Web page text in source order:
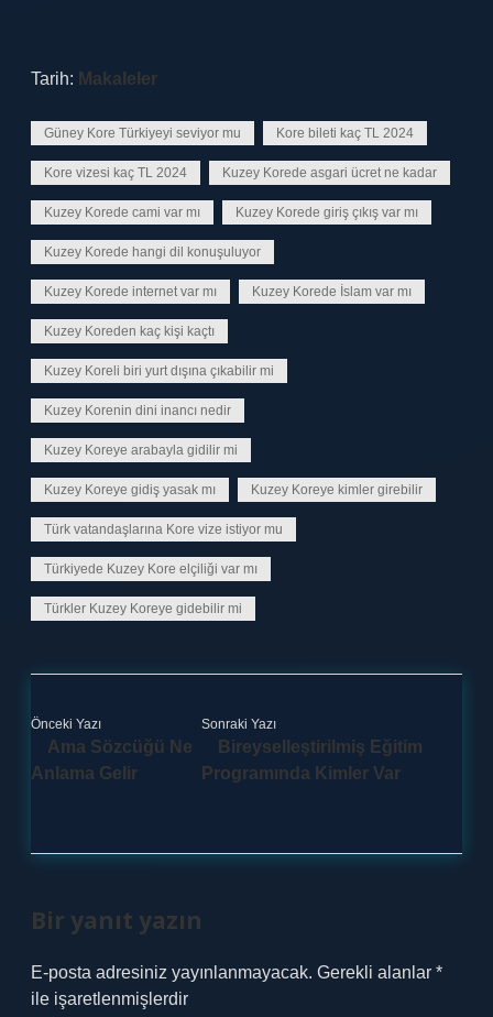
Tarih: Makaleler
Güney Kore Türkiyeyi seviyor mu Kore bileti kaç TL 2024
Kore vizesi kaç TL 2024 Kuzey Korede asgari ücret ne kadar
Kuzey Korede cami var mı Kuzey Korede giriş çıkış var mı
Kuzey Korede hangi dil konuşuluyor
Kuzey Korede internet var mı Kuzey Korede İslam var mı
Kuzey Koreden kaç kişi kaçtı
Kuzey Koreli biri yurt dışına çıkabilir mi
Kuzey Korenin dini inancı nedir
Kuzey Koreye arabayla gidilir mi
Kuzey Koreye gidiş yasak mı Kuzey Koreye kimler girebilir
Türk vatandaşlarına Kore vize istiyor mu
Türkiyede Kuzey Kore elçiliği var mı
Türkler Kuzey Koreye gidebilir mi
Önceki Yazı
Ama Sözcüğü Ne
Anlama Gelir
Sonraki Yazı
Bireyselleştirilmiş Eğitim
Programında Kimler Var
Bir yanıt yazın
E-posta adresiniz yayınlanmayacak. Gerekli alanlar *
ile işaretlenmişlerdir